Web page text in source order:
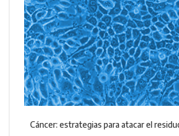
Cáncer: estrategias para atacar el